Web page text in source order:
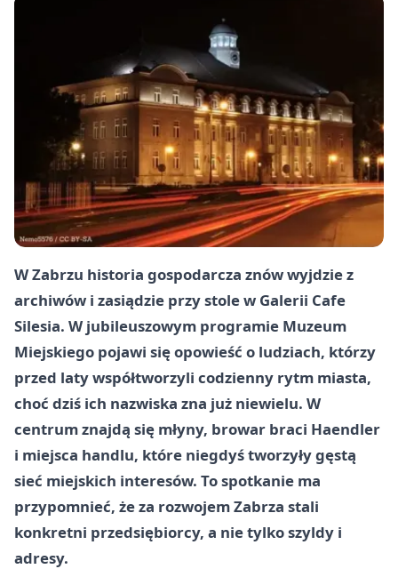
W Zabrzu historia gospodarcza znów wyjdzie z
archiwów i zasiądzie przy stole w Galerii Cafe
Silesia. W jubileuszowym programie Muzeum
Miejskiego pojawi się opowieść o ludziach, którzy
przed laty współtworzyli codzienny rytm miasta,
choć dziś ich nazwiska zna już niewielu. W
centrum znajdą się młyny, browar braci Haendler
i miejsca handlu, które niegdyś tworzyły gęstą
sieć miejskich interesów. To spotkanie ma
przypomnieć, że za rozwojem Zabrza stali
konkretni przedsiębiorcy, a nie tylko szyldy i
adresy.